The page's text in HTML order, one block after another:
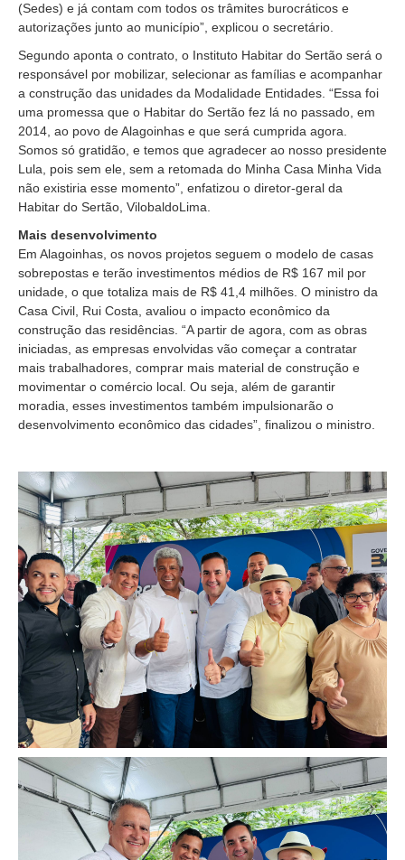
(Sedes) e já contam com todos os trâmites burocráticos e
autorizações junto ao município”, explicou o secretário.
Segundo aponta o contrato, o Instituto Habitar do Sertão será o
responsável por mobilizar, selecionar as famílias e acompanhar
a construção das unidades da Modalidade Entidades. “Essa foi
uma promessa que o Habitar do Sertão fez lá no passado, em
2014, ao povo de Alagoinhas e que será cumprida agora.
Somos só gratidão, e temos que agradecer ao nosso presidente
Lula, pois sem ele, sem a retomada do Minha Casa Minha Vida
não existiria esse momento”, enfatizou o diretor-geral da
Habitar do Sertão, VilobaldoLima.
Mais desenvolvimento
Em Alagoinhas, os novos projetos seguem o modelo de casas
sobrepostas e terão investimentos médios de R$ 167 mil por
unidade, o que totaliza mais de R$ 41,4 milhões. O ministro da
Casa Civil, Rui Costa, avaliou o impacto econômico da
construção das residências. “A partir de agora, com as obras
iniciadas, as empresas envolvidas vão começar a contratar
mais trabalhadores, comprar mais material de construção e
movimentar o comércio local. Ou seja, além de garantir
moradia, esses investimentos também impulsionarão o
desenvolvimento econômico das cidades”, finalizou o ministro.